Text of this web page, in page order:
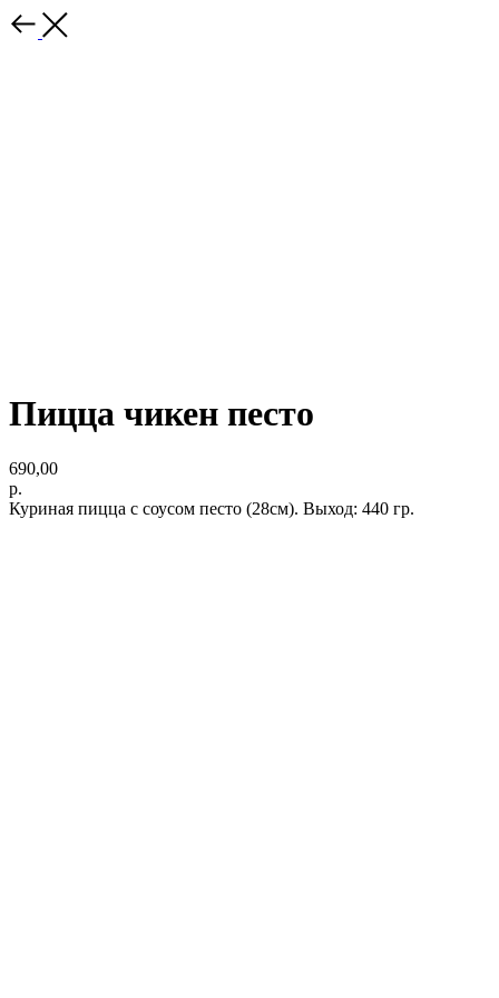
Пицца чикен песто
690,00
р.
Куриная пицца с соусом песто (28см). Выход: 440 гр.